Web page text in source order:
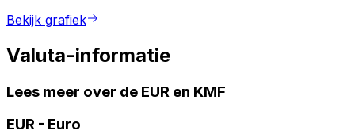
Bekijk grafiek
Valuta-informatie
Lees meer over de EUR en KMF
EUR - Euro